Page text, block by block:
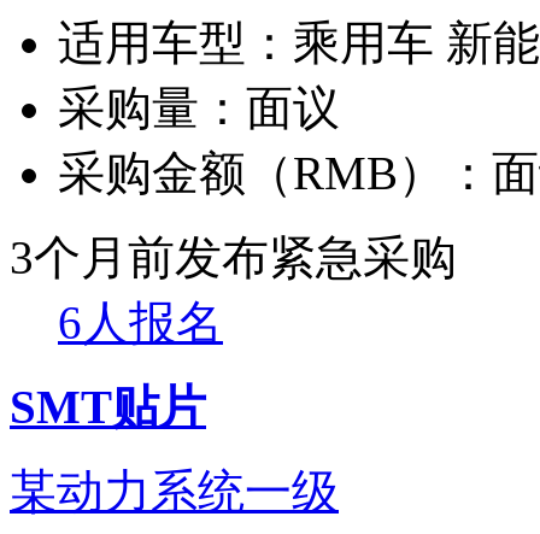
适用车型： 乘用车 新
采购量： 面议
采购金额（RMB）：
3个月前发布紧急采购
6人报名
SMT贴片
某动力系统一级